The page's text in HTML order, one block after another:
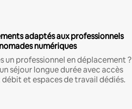
adaptés aux professionnels
numériques
un professionnel en déplacement ?
séjour longue durée avec accès
et espaces de travail dédiés.